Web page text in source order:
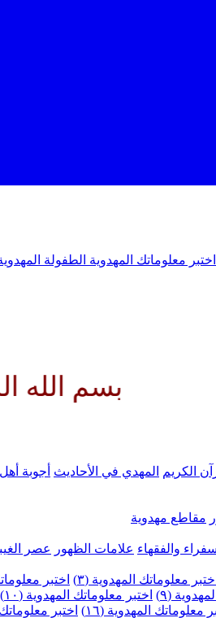
اختبر معلوماتك المهدوية الطفولة
بسم الله
الكريم المهدي في الأحاديث أجوبة
مقاطع مهدوية
والفقهاء علامات الظهور عصر
اختبر معلوماتك المهدوية (٣) اختبر
(٩) اختبر معلوماتك المهدوية (١٠)
معلوماتك المهدوية (١٦) اختبر معلوماتك